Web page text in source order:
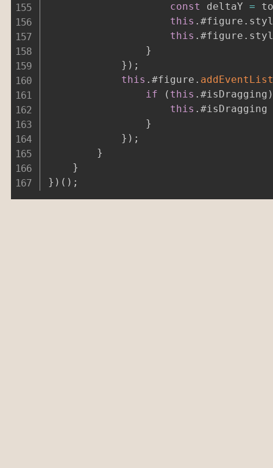
const deltaY =
this . #figure .
this . #figure .
}
} ) ;
this . #figure .
if
( this . #isDragging )
this . #isDragging
}
} ) ;
}
}
} ) ( ) ;